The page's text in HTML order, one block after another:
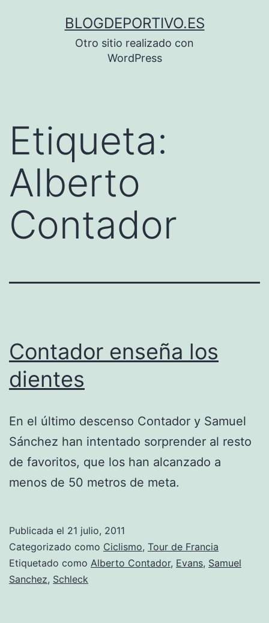
BLOGDEPORTIVO.ES
Otro sitio realizado con
WordPress
Etiqueta:
Alberto
Contador
Contador enseña los
dientes
En el último descenso Contador y Samuel
Sánchez han intentado sorprender al resto
de favoritos, que los han alcanzado a
menos de 50 metros de meta.
Publicada el 21 julio, 2011
Categorizado como Ciclismo, Tour de Francia
Etiquetado como Alberto Contador, Evans, Samuel
Sanchez, Schleck